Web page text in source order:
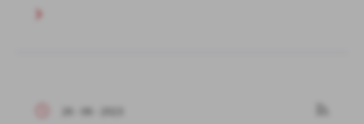
26 - 06 - 2023